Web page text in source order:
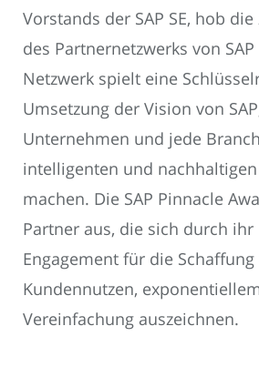
Vorstands der SAP SE, hob
des Partnernetzwerks von
Netzwerk spielt eine
Umsetzung der Vision von
Unternehmen und jede
intelligenten und
machen. Die SAP Pinnacle
Partner aus, die sich durch ihr
Engagement für die Schaffung
Kundennutzen,
Vereinfachung auszeichnen.